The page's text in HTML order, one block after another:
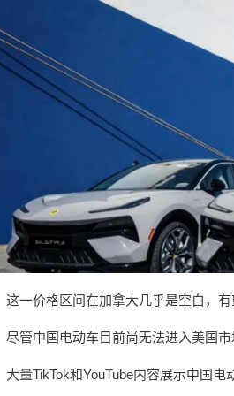
这一价格区间在加拿大几乎是空白，有
尽管中国电动车目前尚无法进入美国
大量TikTok和YouTube内容展示中国电